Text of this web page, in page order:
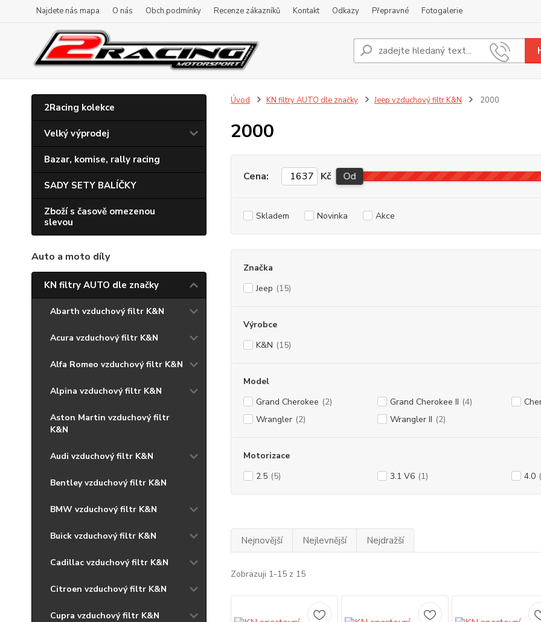
Najdete nás mapa O nás Obch.podmínky Recenze zákazníků Kontakt Odkazy Přepravné Fotogalerie
2Racing kolekce
Velký výprodej
Bazar, komise, rally racing
SADY SETY BALÍČKY
Zboží s časově omezenou
slevou
Auto a moto díly
KN filtry AUTO dle značky
Abarth vzduchový filtr K&N
Acura vzduchový filtr K&N
Alfa Romeo vzduchový filtr K&N
Alpina vzduchový filtr K&N
Aston Martin vzduchový filtr
K&N
Audi vzduchový filtr K&N
Bentley vzduchový filtr K&N
BMW vzduchový filtr K&N
Buick vzduchový filtr K&N
Cadillac vzduchový filtr K&N
Citroen vzduchový filtr K&N
Cupra vzduchový filtr K&N
Úvod KN filtry AUTO dle značky Jeep vzduchový filtr K&N 2000
2000
Cena: Kč Od
Skladem Novinka Akce
Značka
Jeep (15)
Výrobce
K&N (15)
Model
Grand Cherokee (2) Grand Cherokee II (4)
Wrangler (2) Wrangler II (2)
Motorizace
2.5 (5) 3.1 V6 (1) 4.0
Nejnovější Nejlevnější Nejdražší
Zobrazuji 1-15 z 15